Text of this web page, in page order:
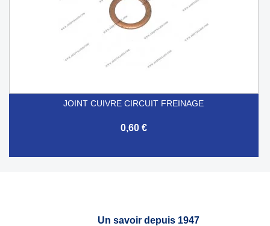
JOINT CUIVRE CIRCUIT FREINAGE
0,60 €
Un savoir depuis 1947